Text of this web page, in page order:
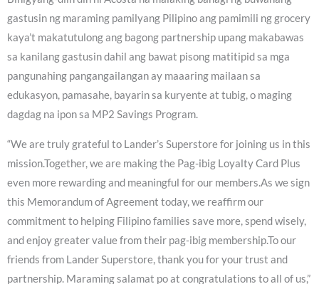
gastusin ng maraming pamilyang Pilipino ang pamimili ng grocery
kaya’t makatutulong ang bagong partnership upang makabawas
sa kanilang gastusin dahil ang bawat pisong matitipid sa mga
pangunahing pangangailangan ay maaaring mailaan sa
edukasyon, pamasahe, bayarin sa kuryente at tubig, o maging
dagdag na ipon sa MP2 Savings Program.
“We are truly grateful to Lander’s Superstore for joining us in this
mission.Together, we are making the Pag-ibig Loyalty Card Plus
even more rewarding and meaningful for our members.As we sign
this Memorandum of Agreement today, we reaffirm our
commitment to helping Filipino families save more, spend wisely,
and enjoy greater value from their pag-ibig membership.To our
friends from Lander Superstore, thank you for your trust and
partnership. Maraming salamat po at congratulations to all of us,”